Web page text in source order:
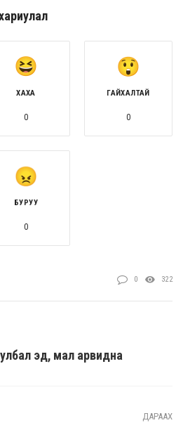
ХАХА
0
ГАЙХАЛТАЙ
0
БУРУУ
0
0 322
эд, мал арвидна
ДАРААХ